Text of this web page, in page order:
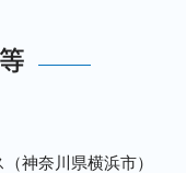
神奈川県横浜市）